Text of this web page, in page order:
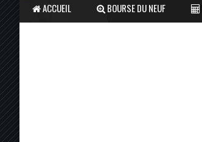
ACCUEIL BOURSE DU NEUF